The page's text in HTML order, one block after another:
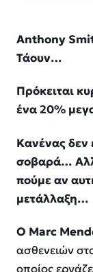
Anthony
Τάουν…
Πρόκειται
ένα 20%
Κανένας δεν
σοβαρά…
πούμε αν
μετάλλαξη…
Ο Marc
ασθενειών
οποίος